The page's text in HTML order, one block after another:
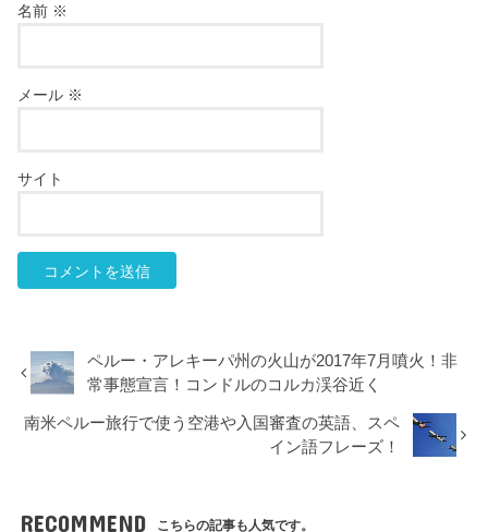
名前 ※
メール ※
サイト
ペルー・アレキーパ州の火山が2017年7月噴火！非
常事態宣言！コンドルのコルカ渓谷近く
南米ペルー旅行で使う空港や入国審査の英語、スペ
イン語フレーズ！
RECOMMEND こちらの記事も人気です。